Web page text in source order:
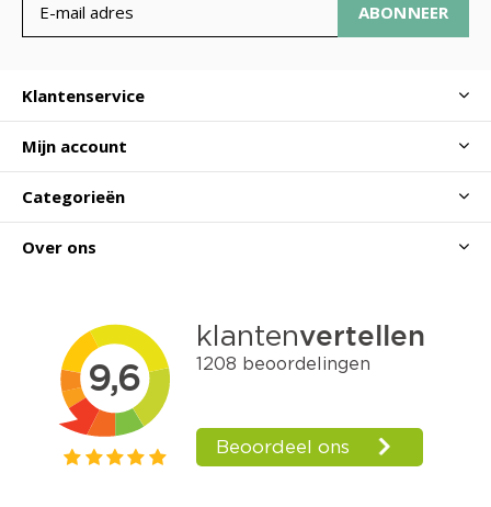
ABONNEER
Klantenservice
Mijn account
Categorieën
Over ons